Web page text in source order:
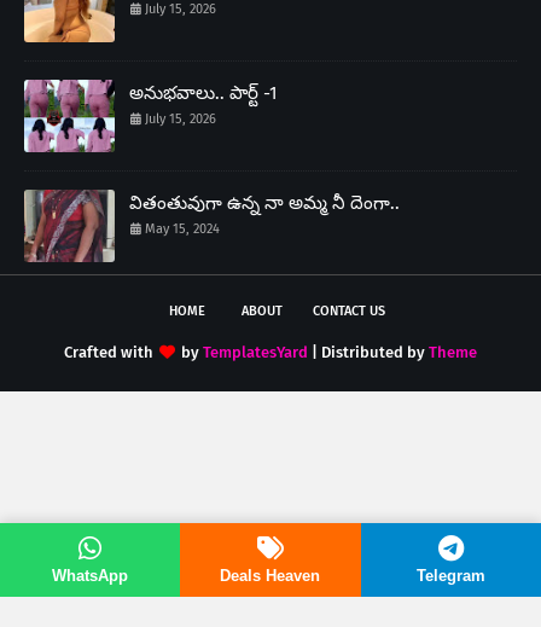
July 15, 2026
అనుభవాలు.. పార్ట్ -1
July 15, 2026
వితంతువుగా ఉన్న నా అమ్మ నీ దెంగా..
May 15, 2024
HOME ABOUT CONTACT US
Crafted with by TemplatesYard | Distributed by Theme
WhatsApp Deals Heaven Telegram